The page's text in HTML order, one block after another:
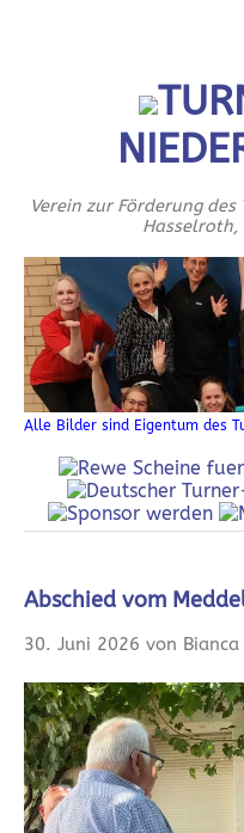
Verein zur Förderung
Alle Bilder sind Eigentum des
Abschied vom
30. Juni 2026 von